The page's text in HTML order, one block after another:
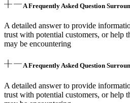
A Frequently Asked Question
A detailed answer to provide
trust with potential customers, or help
may be encountering
A Frequently Asked Question
A detailed answer to provide
trust with potential customers, or help